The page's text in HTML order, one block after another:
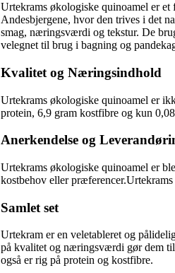
Urtekrams økologiske quinoamel er
Andesbjergene, hvor den trives i det
smag, næringsværdi og tekstur. De
velegnet til brug i bagning og
Kvalitet og Næringsindhold
Urtekrams økologiske quinoamel er
protein, 6,9 gram kostfibre og kun
Anerkendelse og
Urtekrams økologiske quinoamel er
kostbehov eller
Samlet set
Urtekram er en veletableret og
på kvalitet og næringsværdi gør dem til
også er rig på protein og kostfibre.